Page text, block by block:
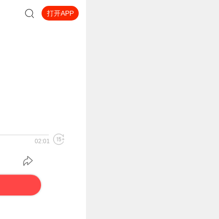
打开APP
02:01